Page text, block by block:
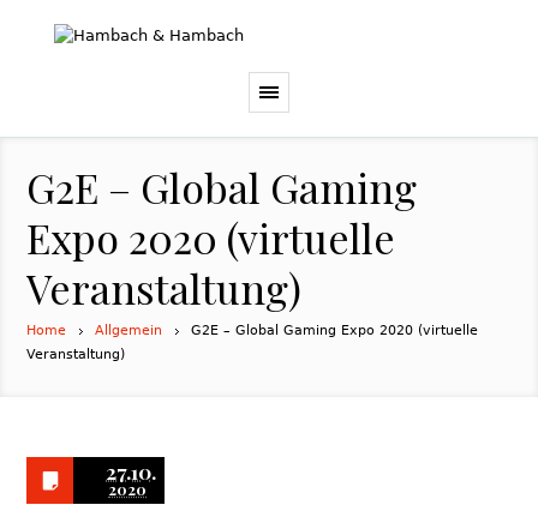
G2E – Global Gaming
Expo 2020 (virtuelle
Veranstaltung)
Home Allgemein
G2E – Global Gaming Expo 2020 (virtuelle
Veranstaltung)
27.10.
2020